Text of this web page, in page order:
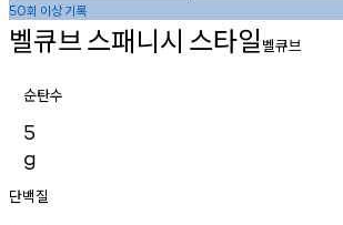
50회 이상기록
벨큐브스패니시 스타일 벨큐브
순탄수
5
g
단백질